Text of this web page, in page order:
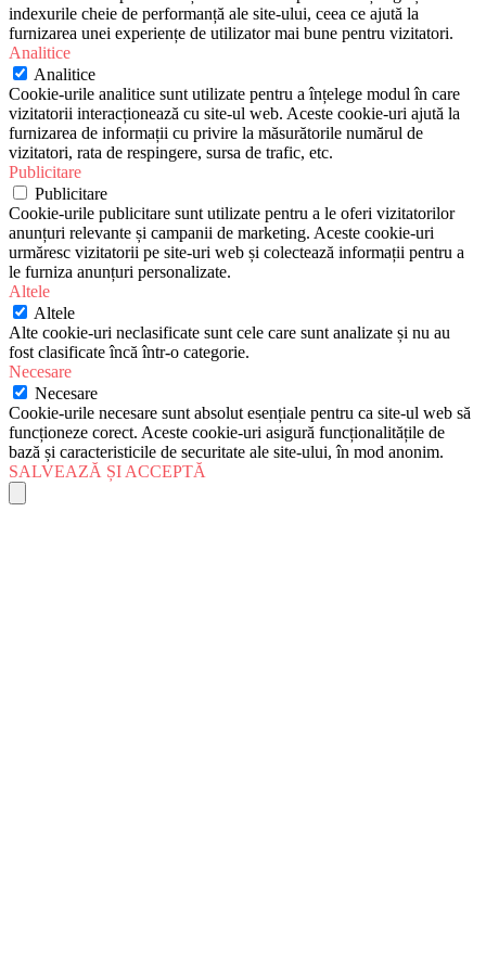
indexurile cheie de performanță ale site-ului, ceea ce ajută la
furnizarea unei experiențe de utilizator mai bune pentru vizitatori.
Analitice
Analitice
Cookie-urile analitice sunt utilizate pentru a înțelege modul în care
vizitatorii interacționează cu site-ul web. Aceste cookie-uri ajută la
furnizarea de informații cu privire la măsurătorile numărul de
vizitatori, rata de respingere, sursa de trafic, etc.
Publicitare
Publicitare
Cookie-urile publicitare sunt utilizate pentru a le oferi vizitatorilor
anunțuri relevante și campanii de marketing. Aceste cookie-uri
urmăresc vizitatorii pe site-uri web și colectează informații pentru a
le furniza anunțuri personalizate.
Altele
Altele
Alte cookie-uri neclasificate sunt cele care sunt analizate și nu au
fost clasificate încă într-o categorie.
Necesare
Necesare
Cookie-urile necesare sunt absolut esențiale pentru ca site-ul web să
funcționeze corect. Aceste cookie-uri asigură funcționalitățile de
bază și caracteristicile de securitate ale site-ului, în mod anonim.
SALVEAZĂ ȘI ACCEPTĂ